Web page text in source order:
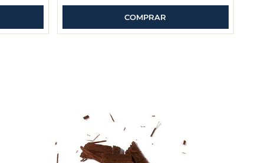
COMPRAR